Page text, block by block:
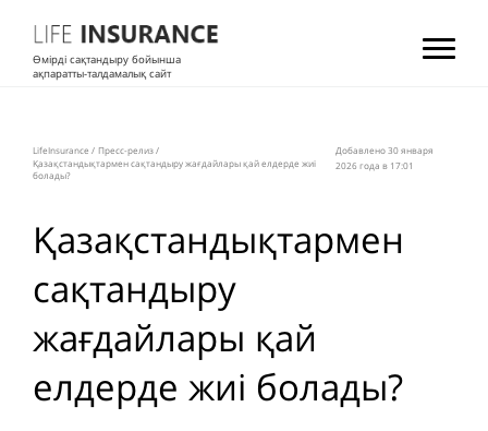
Өмірді сақтандыру бойынша
ақпаратты-талдамалық сайт
LifeInsurance / Пресс-релиз/
Қазақстандықтармен сақтандыру жағдайлары қай елдерде жиі
болады?
Добавлено 30 января
2026 года в 17:01
Қазақстандықтармен
сақтандыру
жағдайлары қай
елдерде жиі болады?